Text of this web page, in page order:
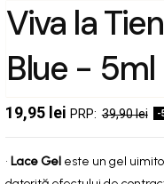
Viva la
Blue - 5ml
19,95 lei 39,90 lei -
• Lace Geleste un gel